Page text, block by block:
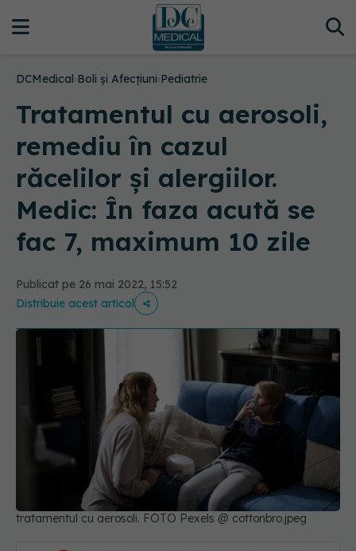
DCMedical›Boli și Afecțiuni›Pediatrie
Tratamentul cu aerosoli,
remediu în cazul
răcelilor și alergiilor.
Medic: În faza acută se
fac 7, maximum 10 zile
Publicat pe 26 mai 2022, 15:52
Distribuie acest articol
tratamentul cu aerosoli. FOTO Pexels @ cottonbro.jpeg